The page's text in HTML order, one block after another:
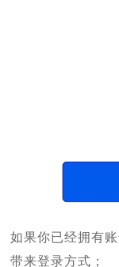
如果你已经拥有
带来登录方式；